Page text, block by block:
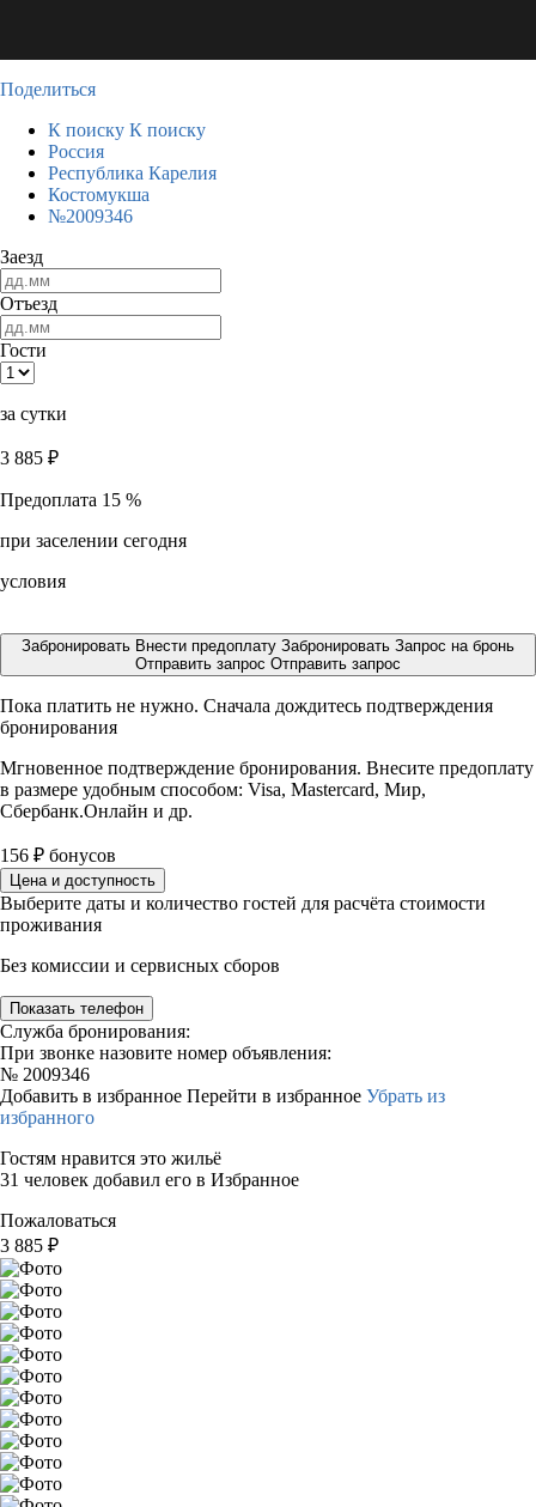
Поделиться
К поиску К поиску
Россия
Республика Карелия
Костомукша
№2009346
Заезд
Отъезд
Гости
за сутки
3 885 ₽
Предоплата 15 %
при заселении сегодня
условия
Забронировать Внести предоплату Забронировать Запрос на бронь
Отправить запрос Отправить запрос
Пока платить не нужно. Сначала дождитесь подтверждения
бронирования
Мгновенное подтверждение бронирования. Внесите предоплату
в размере удобным способом: Visa, Mastercard, Мир,
Сбербанк.Онлайн и др.
156 ₽ бонусов
Цена и доступность
Выберите даты и количество гостей для расчёта стоимости
проживания
Без комиссии и сервисных сборов
Показать телефон
Служба бронирования:
При звонке назовите номер объявления:
№ 2009346
Добавить в избранное Перейти в избранное Убрать из
избранного
Гостям нравится это жильё
31 человек добавил его в Избранное
Пожаловаться
3 885 ₽